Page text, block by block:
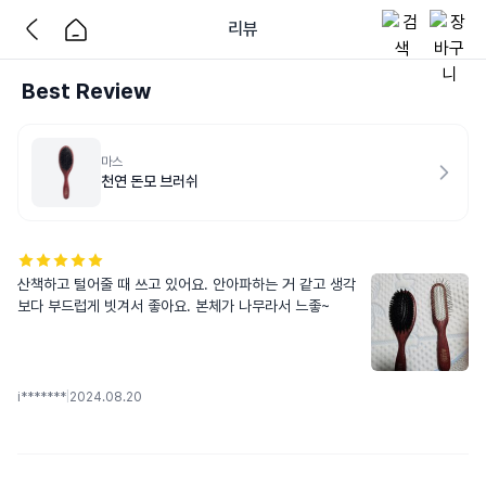
리뷰
Best Review
마스
천연 돈모 브러쉬
산책하고 털어줄 때 쓰고 있어요. 안아파하는 거 같고 생각
보다 부드럽게 빗겨서 좋아요. 본체가 나무라서 느좋~
i******* 2024.08.20